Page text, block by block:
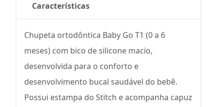
Características
Chupeta ortodôntica Baby Go T1 (0 a 6
meses) com bico de silicone macio,
desenvolvida para o conforto e
desenvolvimento bucal saudável do bebê.
Possui estampa do Stitch e acompanha capuz